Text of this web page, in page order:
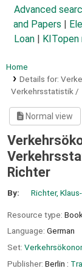
Advanced
and Papers
Loan
KITopen
Home
Details for:
Verkehrsstatistik /
Normal view
Richter
By: Richter,
Resource type: Book
Language: German
Set:
Publisher: Berlin :